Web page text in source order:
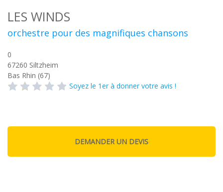
LES WINDS
orchestre pour des magnifiques chansons
0
67260 Siltzheim
Bas Rhin (67)
Soyez le 1er à donner votre avis !